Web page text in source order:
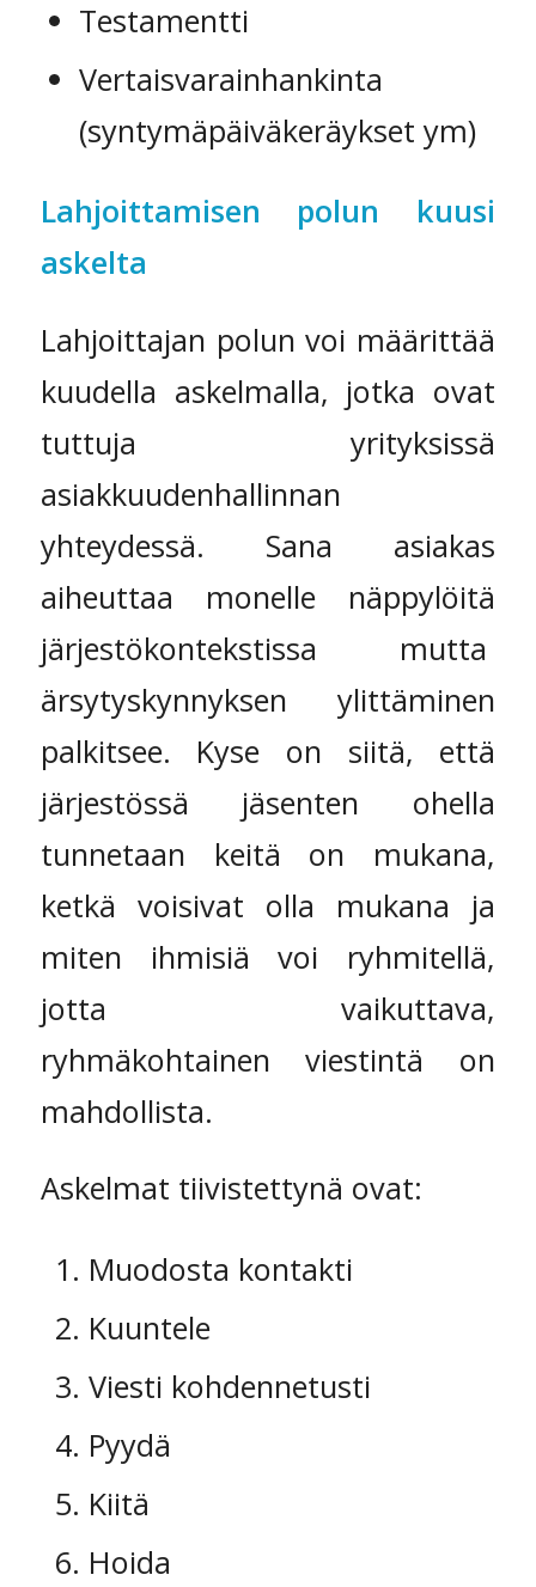
Testamentti
Vertaisvarainhankinta
(syntymäpäiväkeräykset ym)
Lahjoittamisen polun kuusi
askelta
Lahjoittajan polun voi määrittää
kuudella askelmalla, jotka ovat
tuttuja yrityksissä
asiakkuudenhallinnan
yhteydessä. Sana asiakas
aiheuttaa monelle näppylöitä
järjestökontekstissa mutta
ärsytyskynnyksen ylittäminen
palkitsee. Kyse on siitä, että
järjestössä jäsenten ohella
tunnetaan keitä on mukana,
ketkä voisivat olla mukana ja
miten ihmisiä voi ryhmitellä,
jotta vaikuttava,
ryhmäkohtainen viestintä on
mahdollista.
Askelmat tiivistettynä ovat:
Muodosta kontakti
Kuuntele
Viesti kohdennetusti
Pyydä
Kiitä
Hoida